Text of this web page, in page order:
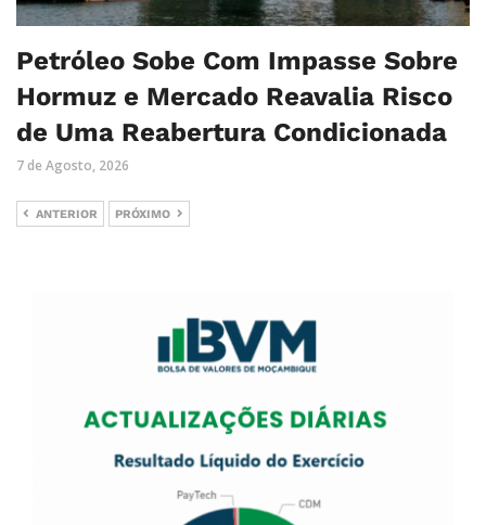
Petróleo Sobe Com Impasse Sobre
Hormuz e Mercado Reavalia Risco
de Uma Reabertura Condicionada
7 de Agosto, 2026
ANTERIOR PRÓXIMO